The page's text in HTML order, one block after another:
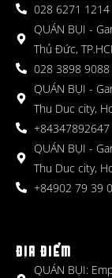
028 6271 1214
QUÁN BỤI -
Thủ Đức,
028 3898 9088
QUÁN BỤI -
Thu Duc city,
+84347892647
QUÁN BỤI -
Thu Duc city,
+84902 79 39
ĐỊA ĐIỂM
QUÁN BỤI: